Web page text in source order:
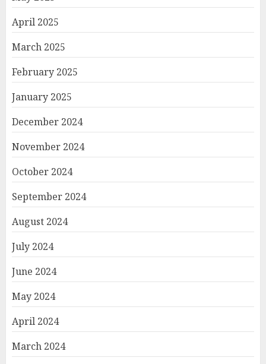
April 2025
March 2025
February 2025
January 2025
December 2024
November 2024
October 2024
September 2024
August 2024
July 2024
June 2024
May 2024
April 2024
March 2024